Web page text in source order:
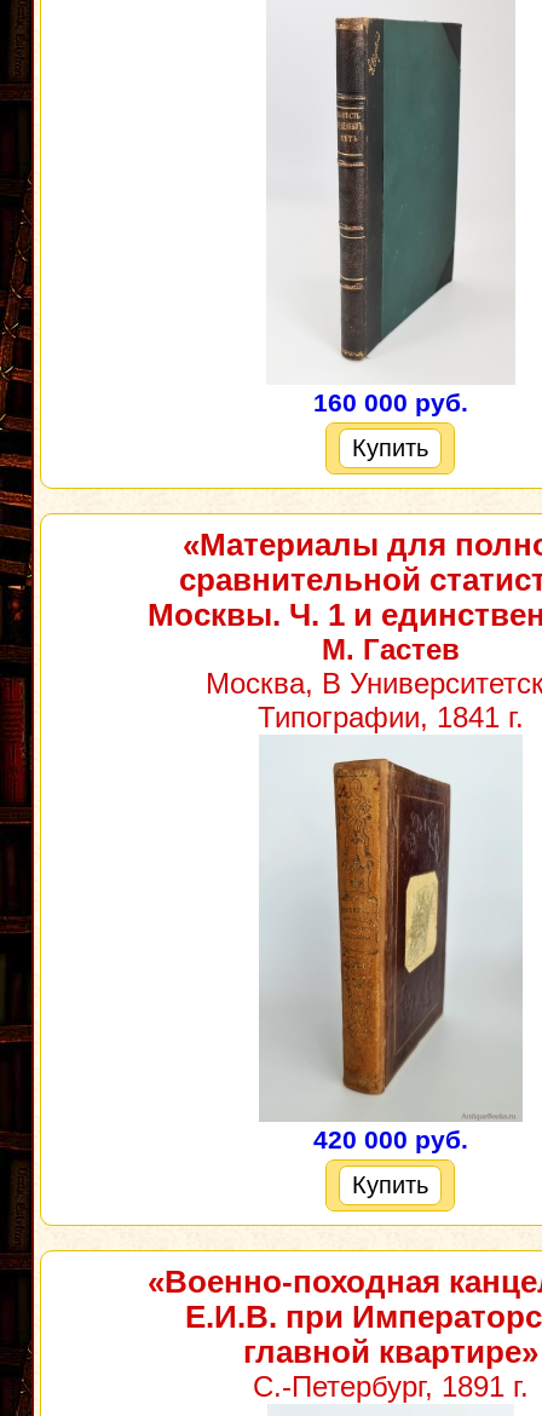
160 000 руб.
Купить
«Материалы для
сравнительной
Москвы. Ч. 1 и
М. Гастев
Москва, В
Типографии, 1841 г.
420 000 руб.
Купить
«Военно-походная
Е.И.В. при
главной квартире»
С.-Петербург, 1891 г.